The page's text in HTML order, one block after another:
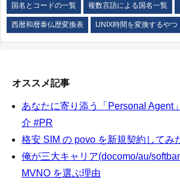
国名とコードの一覧 複数言語による国名一覧
西暦和暦泰仏歴変換表 UNIX時間を変換するやつ
オススメ記事
あなたに寄り添う「Personal Agent
介 #PR
格安 SIM の povo を新規契約してみ
俺が三大キャリア(docomo/au/
MVNO を選ぶ理由